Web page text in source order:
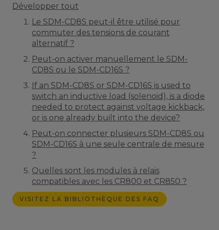
Développer tout
Le SDM-CD8S peut-il être utilisé pour
commuter des tensions de courant
alternatif ?
Peut-on activer manuellement le SDM-
CD8S ou le SDM-CD16S ?
If an SDM-CD8S or SDM-CD16S is used to
switch an inductive load (solenoid), is a diode
needed to protect against voltage kickback,
or is one already built into the device?
Peut-on connecter plusieurs SDM-CD8S ou
SDM-CD16S à une seule centrale de mesure
?
Quelles sont les modules à relais
compatibles avec les CR800 et CR850 ?
VISITEZ LA BIBLIOTHÈQUE DES FAQ